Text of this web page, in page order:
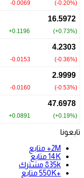
تابعونا
2M+
متابع
14K متابع
835k مشترك
+550K
متابع